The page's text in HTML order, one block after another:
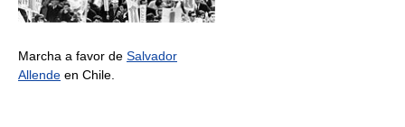
Marcha a favor de Salvador
Allende en Chile.